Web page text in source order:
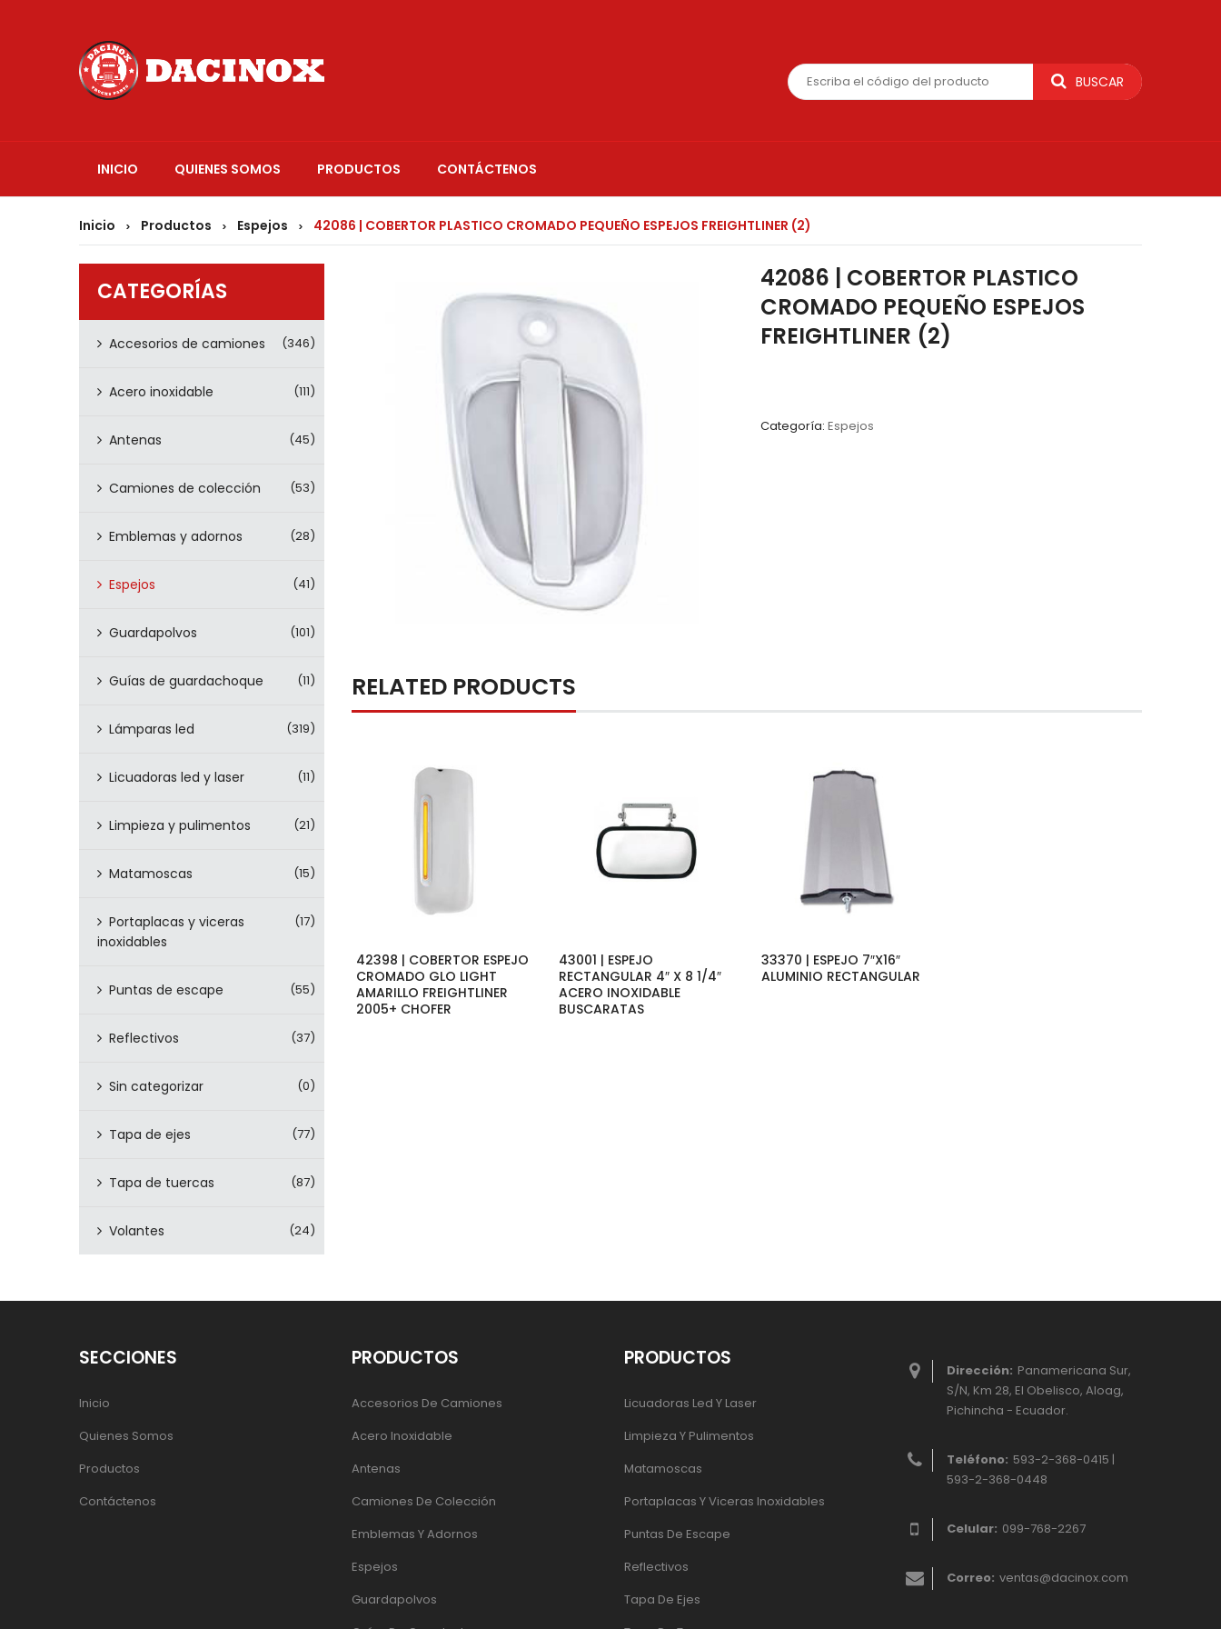
BUSCAR
INICIO QUIENES SOMOS PRODUCTOS CONTÁCTENOS
Inicio > Productos > Espejos > 42086 | COBERTOR PLASTICO CROMADO PEQUEÑO ESPEJOS FREIGHTLINER (2)
CATEGORÍAS
Accesorios de camiones (346)
Acero inoxidable (111)
Antenas (45)
Camiones de colección (53)
Emblemas y adornos (28)
Espejos (41)
Guardapolvos (101)
Guías de guardachoque (11)
Lámparas led (319)
Licuadoras led y laser (11)
Limpieza y pulimentos (21)
Matamoscas (15)
Portaplacas y viceras
inoxidables
(17)
Puntas de escape (55)
Reflectivos (37)
Sin categorizar (0)
Tapa de ejes (77)
Tapa de tuercas (87)
Volantes (24)
42086 | COBERTOR PLASTICO
CROMADO PEQUEÑO ESPEJOS
FREIGHTLINER (2)
Categoría: Espejos
RELATED PRODUCTS
42398 | COBERTOR ESPEJO
CROMADO GLO LIGHT
AMARILLO FREIGHTLINER
2005+ CHOFER
43001 | ESPEJO
RECTANGULAR 4″ X 8 1/4″
ACERO INOXIDABLE
BUSCARATAS
33370 | ESPEJO 7″x16″
ALUMINIO RECTANGULAR
Dirección: Panamericana Sur,
S/N, Km 28, El Obelisco, Aloag,
Pichincha - Ecuador.
Teléfono: 593-2-368-0415 |
593-2-368-0448
Celular: 099-768-2267
Correo: ventas@dacinox.com
SECCIONES
Inicio
Quienes Somos
Productos
Contáctenos
PRODUCTOS
Accesorios De Camiones
Acero Inoxidable
Antenas
Camiones De Colección
Emblemas Y Adornos
Espejos
Guardapolvos
PRODUCTOS
Licuadoras Led Y Laser
Limpieza Y Pulimentos
Matamoscas
Portaplacas Y Viceras Inoxidables
Puntas De Escape
Reflectivos
Tapa De Ejes